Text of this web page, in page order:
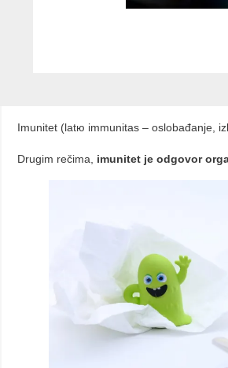
Imunitet (latю immunitas – oslobađanje,
Drugim rečima, imunitet je odgovor